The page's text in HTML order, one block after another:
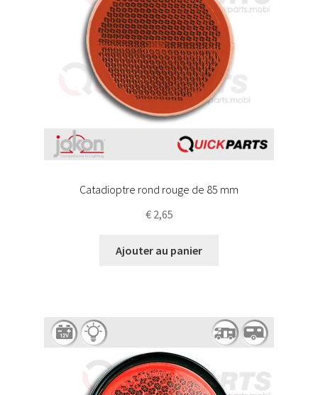
Catadioptre rond rouge de 85 mm
€2,65
Ajouter au panier